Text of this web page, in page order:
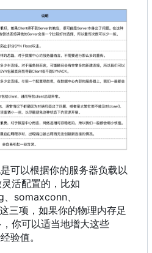
可以根据你的服务器负载以
活配置的 ， 比如
somaxconn、
三项 ， 如果你的物理内存足
， 你可以适当地增大这些
验值。